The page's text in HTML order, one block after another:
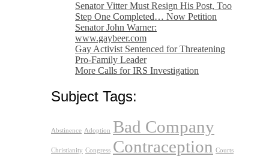
Senator Vitter Must Resign His Post, Too
Step One Completed… Now Petition
Senator John Warner:
www.gaybeer.com
Gay Activist Sentenced for Threatening
Pro-Family Leader
More Calls for IRS Investigation
Subject Tags:
Abstinence Adoption Bad Company
Christianity Congress Contraception Courts